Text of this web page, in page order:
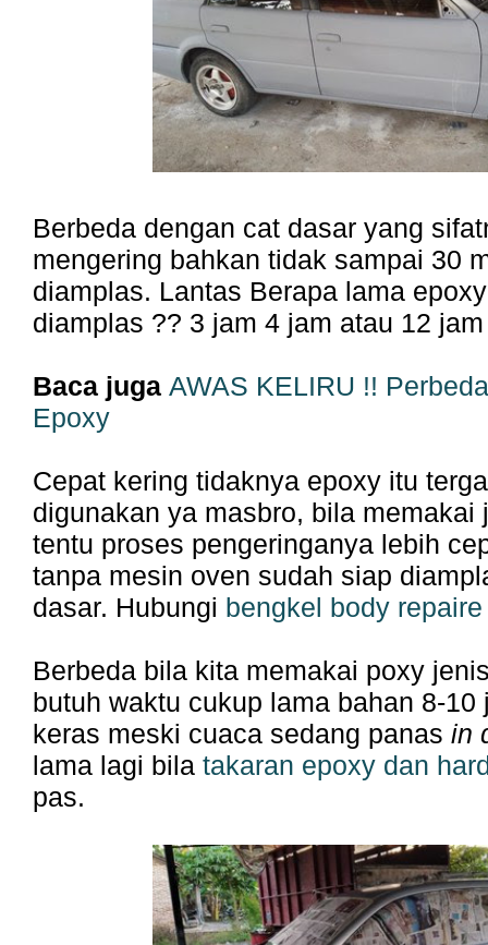
Berbeda dengan cat dasar yang
mengering bahkan tidak sampai 30
diamplas. Lantas Berapa lama
diamplas ?? 3 jam 4 jam atau 12
Baca juga AWAS KELIRU !!
Epoxy
Cepat kering tidaknya epoxy itu
digunakan ya masbro, bila memakai
tentu proses pengeringanya lebih
tanpa mesin oven sudah siap
dasar. Hubungi bengkel body repaire
Berbeda bila kita memakai poxy
butuh waktu cukup lama bahan 8-10
keras meski cuaca sedang panas in
lama lagi bila takaran epoxy dan
pas.